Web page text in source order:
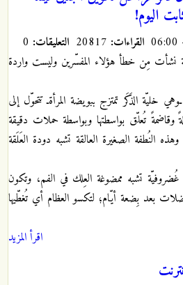
اليوم!
القراءات: التعليقات:
نشأت مِن خطأ هؤلاء المفسّرين وليست واردة
خليّة الذَكَر تمتزج ببويضة المرأةـ تتحوّل إلى
وقاضمةً تُعلّق بواسطتها وبواسطة حملات دقيقة
النُطفة الصغيرة العالقة تشبه دودة العَلَقة
غُضروفيّة تشبه ممضوغة العِلك في الفم، وتكون
بعد بِضعة أيّام؛ لتكسو العظام أي تُغطّيها
اقرأ المزيد